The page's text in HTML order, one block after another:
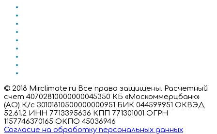
© 2018 Mirclimate.ru Все права защищены. Расчетный
счет 40702810000000045350 КБ «Москоммерцбанк»
(АО) К/с 30101810500000000951 БИК 044599951 ОКВЭД
52.61.2 ИНН 7713395636 КПП 771301001 ОГРН
1157746370165 ОКПО 45036946
Согласие на обработку персональных данных